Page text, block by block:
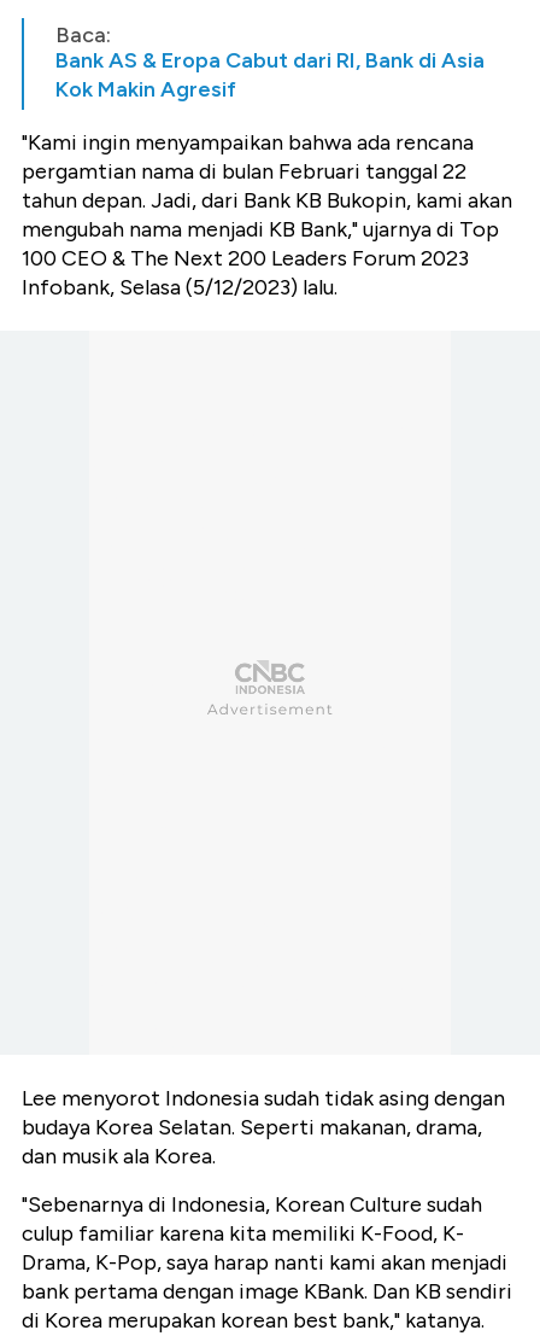
Baca:
Bank AS & Eropa Cabut dari RI, Bank di Asia
Kok Makin Agresif
"Kami ingin menyampaikan bahwa ada rencana
pergamtian nama di bulan Februari tanggal 22
tahun depan. Jadi, dari Bank KB Bukopin, kami akan
mengubah nama menjadi KB Bank," ujarnya di Top
100 CEO & The Next 200 Leaders Forum 2023
Infobank, Selasa (5/12/2023) lalu.
Lee menyorot Indonesia sudah tidak asing dengan
budaya Korea Selatan. Seperti makanan, drama,
dan musik ala Korea.
"Sebenarnya di Indonesia, Korean Culture sudah
culup familiar karena kita memiliki K-Food, K-
Drama, K-Pop, saya harap nanti kami akan menjadi
bank pertama dengan image KBank. Dan KB sendiri
di Korea merupakan korean best bank," katanya.